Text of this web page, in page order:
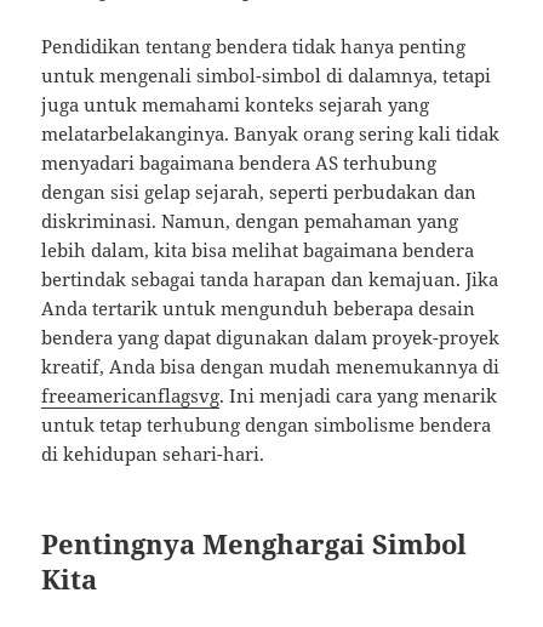
Pendidikan tentang bendera tidak hanya penting
untuk mengenali simbol-simbol di dalamnya, tetapi
juga untuk memahami konteks sejarah yang
melatarbelakanginya. Banyak orang sering kali tidak
menyadari bagaimana bendera AS terhubung
dengan sisi gelap sejarah, seperti perbudakan dan
diskriminasi. Namun, dengan pemahaman yang
lebih dalam, kita bisa melihat bagaimana bendera
bertindak sebagai tanda harapan dan kemajuan. Jika
Anda tertarik untuk mengunduh beberapa desain
bendera yang dapat digunakan dalam proyek-proyek
kreatif, Anda bisa dengan mudah menemukannya di
freeamericanflagsvg. Ini menjadi cara yang menarik
untuk tetap terhubung dengan simbolisme bendera
di kehidupan sehari-hari.
Pentingnya Menghargai Simbol
Kita